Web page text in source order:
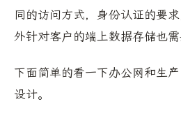
同的访问方式，身份认证的要
外针对客户的端上数据存储也需
下面简单的看一下办公网和生
设计。